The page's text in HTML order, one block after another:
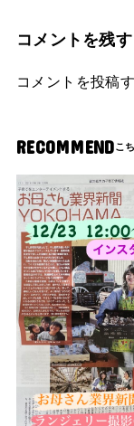
コメントを残す
コメントを投稿
RECOMMEND